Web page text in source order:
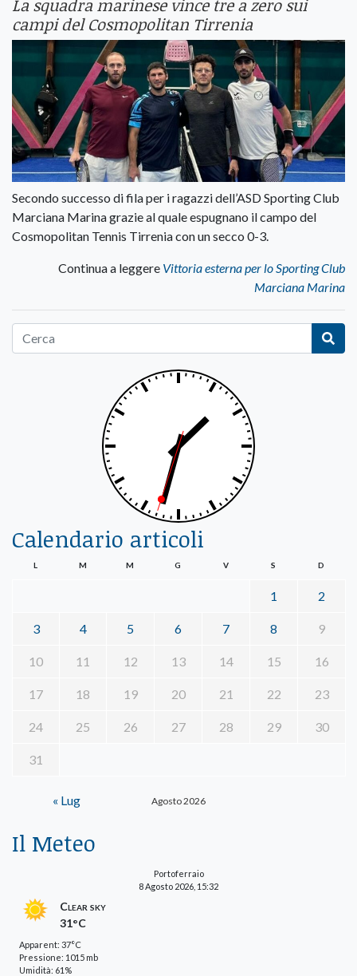
La squadra marinese vince tre a zero sui
campi del Cosmopolitan Tirrenia
Secondo successo di fila per i ragazzi dell’ASD Sporting Club
Marciana Marina grazie al quale espugnano il campo del
Cosmopolitan Tennis Tirrenia con un secco 0-3.
Continua a leggere Vittoria esterna per lo Sporting Club
Marciana Marina
Calendario articoli
Agosto 2026
L M M G V S D
1 2
3 4 5 6 7 8 9
10 11 12 13 14 15 16
17 18 19 20 21 22 23
24 25 26 27 28 29 30
31
« Lug
Il Meteo
Portoferraio
8 Agosto 2026, 15:32
Clear sky
31°C
Apparent: 37°C
Pressione: 1015 mb
Umidità: 61%